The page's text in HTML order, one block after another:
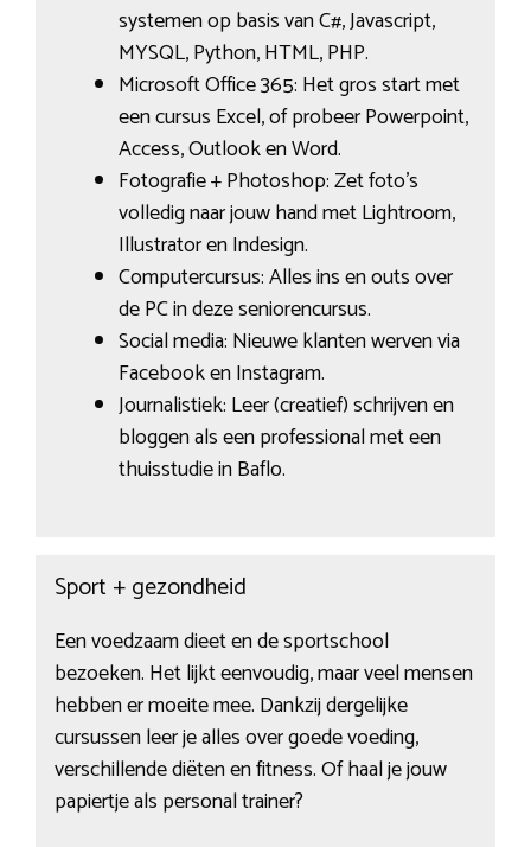
systemen op basis van C#, Javascript,
MYSQL, Python, HTML, PHP.
Microsoft Office 365: Het gros start met
een cursus Excel, of probeer Powerpoint,
Access, Outlook en Word.
Fotografie + Photoshop: Zet foto’s
volledig naar jouw hand met Lightroom,
Illustrator en Indesign.
Computercursus: Alles ins en outs over
de PC in deze seniorencursus.
Social media: Nieuwe klanten werven via
Facebook en Instagram.
Journalistiek: Leer (creatief) schrijven en
bloggen als een professional met een
thuisstudie in Baflo.
Sport + gezondheid
Een voedzaam dieet en de sportschool
bezoeken. Het lijkt eenvoudig, maar veel mensen
hebben er moeite mee. Dankzij dergelijke
cursussen leer je alles over goede voeding,
verschillende diëten en fitness. Of haal je jouw
papiertje als personal trainer?